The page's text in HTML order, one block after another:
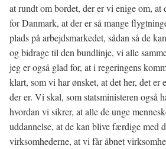
at rundt om bordet, der er vi enige om, at
for Danmark, at der er så mange
plads på arbejdsmarkedet, sådan så de
og bidrage til den bundlinje, vi alle
jeg er også glad for, at i regeringens
klart, som vi har ønsket, at det her, det er
der er. Vi skal, som statsministeren også
hvordan vi sikrer, at alle de unge
uddannelse, at de kan blive færdige med
virksomhederne, at vi får åbnet